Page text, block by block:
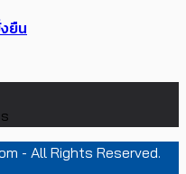
ยืน
- All Rights Reserved.